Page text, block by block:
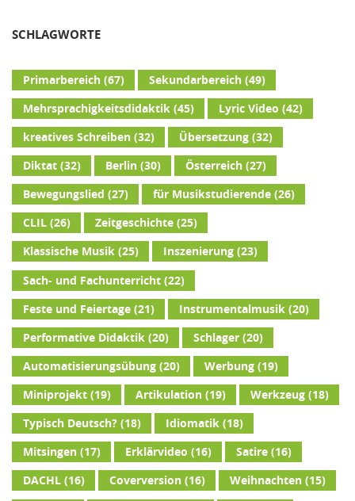
SCHLAGWORTE
Primarbereich(67) Sekundarbereich(49)
Mehrsprachigkeitsdidaktik(45) Lyric Video (42)
kreatives Schreiben(32) Übersetzung(32)
Diktat(32) Berlin(30) Österreich(27)
Bewegungslied (27) für Musikstudierende(26)
CLIL(26) Zeitgeschichte(25)
Klassische Musik(25) Inszenierung(23)
Sach- und Fachunterricht(22)
Feste und Feiertage(21) Instrumentalmusik(20)
Performative Didaktik(20) Schlager(20)
Automatisierungsübung(20) Werbung(19)
Miniprojekt(19) Artikulation(19) Werkzeug(18)
Typisch Deutsch?(18) Idiomatik(18)
Mitsingen(17) Erklärvideo (16) Satire(16)
DACHL(16) Coverversion(16) Weihnachten(15)